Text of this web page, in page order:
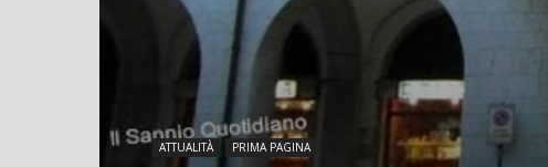
ATTUALITÀ PRIMA PAGINA